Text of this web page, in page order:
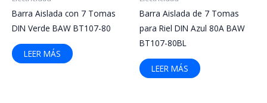
Barra Aislada con 7 Tomas
DIN Verde BAW BT107-80
LEER MÁS
Barra Aislada de 7 Tomas
para Riel DIN Azul 80A BAW
BT107-80BL
LEER MÁS